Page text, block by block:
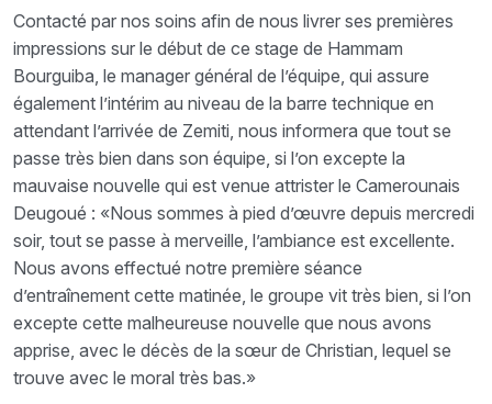
Contacté par nos soins afin de nous livrer ses premières
impressions sur le début de ce stage de Hammam
Bourguiba, le manager général de l’équipe, qui assure
également l’intérim au niveau de la barre technique en
attendant l’arrivée de Zemiti, nous informera que tout se
passe très bien dans son équipe, si l’on excepte la
mauvaise nouvelle qui est venue attrister le Camerounais
Deugoué : «Nous sommes à pied d’œuvre depuis mercredi
soir, tout se passe à merveille, l’ambiance est excellente.
Nous avons effectué notre première séance
d’entraînement cette matinée, le groupe vit très bien, si l’on
excepte cette malheureuse nouvelle que nous avons
apprise, avec le décès de la sœur de Christian, lequel se
trouve avec le moral très bas.»